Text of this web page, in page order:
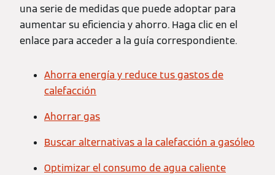
una serie de medidas que puede adoptar para
aumentar su eficiencia y ahorro. Haga clic en el
enlace para acceder a la guía correspondiente.
Ahorra energía y reduce tus gastos de
calefacción
Ahorrar gas
Buscar alternativas a la calefacción a gasóleo
Optimizar el consumo de agua caliente